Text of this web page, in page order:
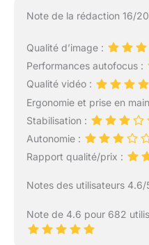
Note de la rédaction 16/20
Qualité d’image :
Performances autofocus :
Qualité vidéo :
Ergonomie et prise en
Stabilisation :
Autonomie :
Rapport qualité/prix :
Notes des utilisateurs 4.6/
Note de 4.6 pour 682